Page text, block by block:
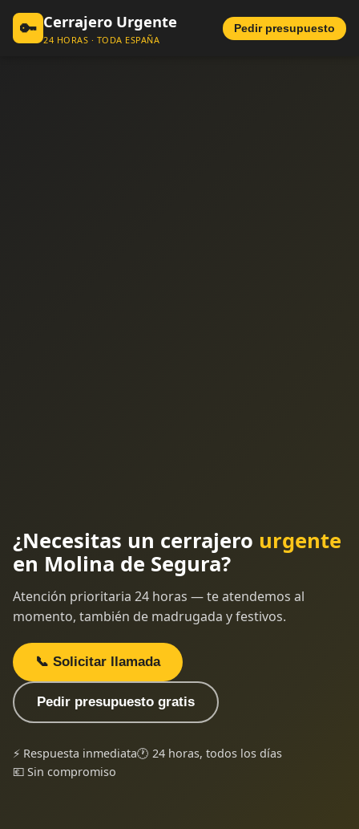
🔑 Cerrajero Urgente
24 HORAS · TODA ESPAÑA
Pedir presupuesto
¿Necesitas un cerrajero urgente
en Molina de Segura?
Atención prioritaria 24 horas — te atendemos al
momento, también de madrugada y festivos.
📞 Solicitar llamada
Pedir presupuesto gratis
⚡ Respuesta inmediata🕐 24 horas, todos los días
💶 Sin compromiso